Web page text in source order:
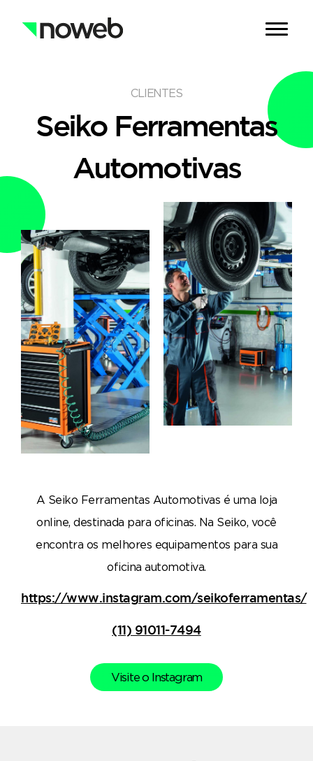
CLIENTES
Seiko Ferramentas
Automotivas
A Seiko Ferramentas Automotivas é uma loja
online, destinada para oficinas. Na Seiko, você
encontra os melhores equipamentos para sua
oficina automotiva.
https://www.instagram.com/seikoferramentas/
(11) 91011-7494
Visite o Instagram